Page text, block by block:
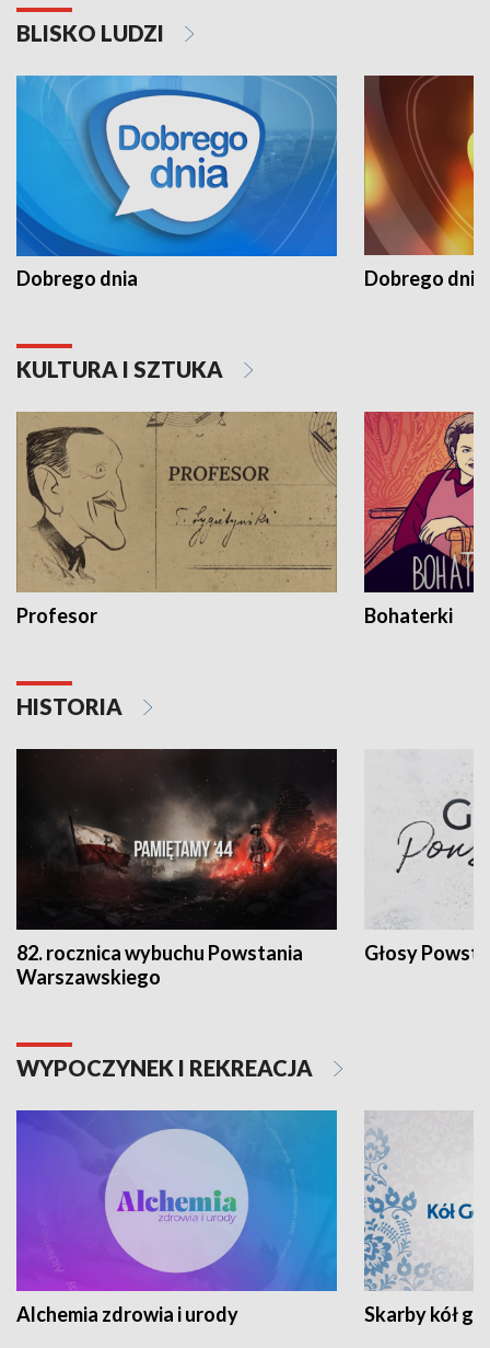
BLISKO LUDZI
Dobrego dnia Dobrego dnia
KULTURA I SZTUKA
Profesor Bohaterki
HISTORIA
82. rocznica wybuchu Powstania
Warszawskiego
Głosy
WYPOCZYNEK I REKREACJA
Alchemia zdrowia i urody Skarby kół